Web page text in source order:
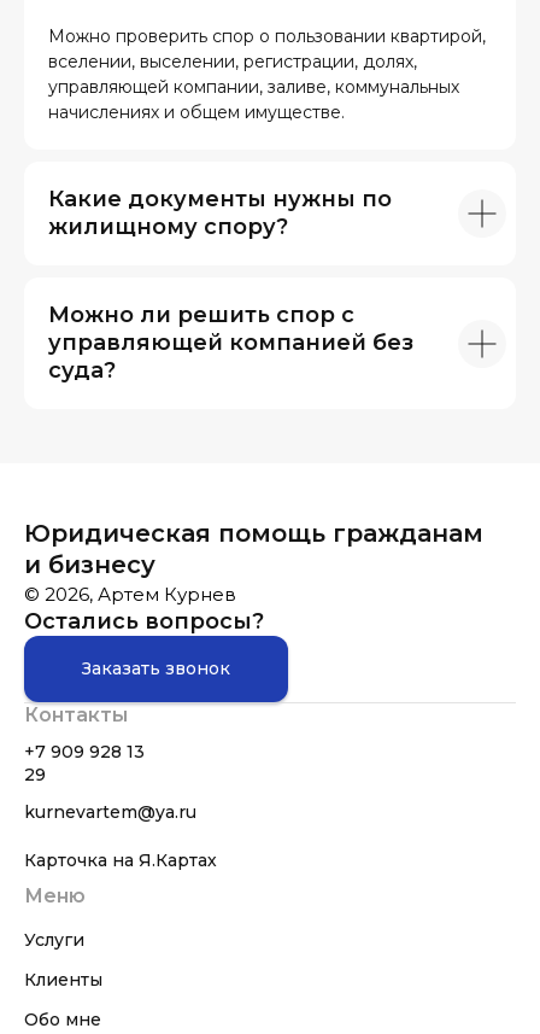
Можно проверить спор о пользовании квартирой,
вселении, выселении, регистрации, долях,
управляющей компании, заливе, коммунальных
начислениях и общем имуществе.
Какие документы нужны по
жилищному спору?
Можно ли решить спор с
управляющей компанией без
суда?
Юридическая помощь гражданам
и бизнесу
© 2026, Артем Курнев
Остались вопросы?
Заказать звонок
Контакты
+7 909 928 13
29
kurnevartem@ya.ru
Карточка на Я.Картах
Меню
Услуги
Клиенты
Обо мне